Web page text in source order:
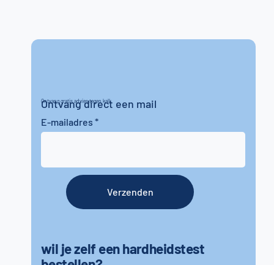
Ontvang gratis advies tegen kalk
Ontvang direct een mail
wil je zelf een hardheidstest
E-mailadres
Verzenden